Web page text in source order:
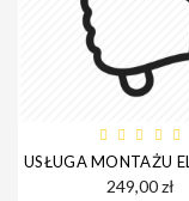
USŁUGA MONTAŻU
249,00 zł